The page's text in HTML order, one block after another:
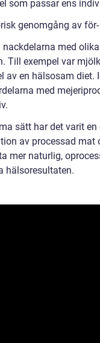
som passar ens
genomgång av
nackdelarna med
Till exempel var
av en hälsosam diet.
med
sätt har det varit
av processad mat
mer naturlig,
hälsoresultaten.